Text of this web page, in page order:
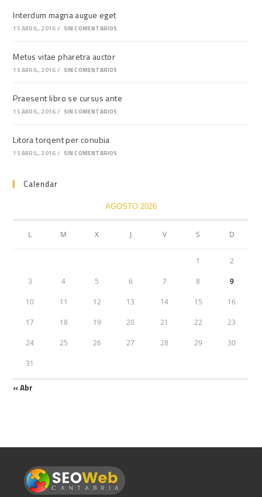
Interdum magna augue eget
15 ABRIL, 2016 / SIN COMENTARIOS
Metus vitae pharetra auctor
15 ABRIL, 2016 / SIN COMENTARIOS
Praesent libro se cursus ante
15 ABRIL, 2016 / SIN COMENTARIOS
Litora torqent per conubia
15 ABRIL, 2016 / SIN COMENTARIOS
Calendar
AGOSTO 2026
L M X J V S D
1 2
3 4 5 6 7 8 9
10 11 12 13 14 15 16
17 18 19 20 21 22 23
24 25 26 27 28 29 30
31
« Abr